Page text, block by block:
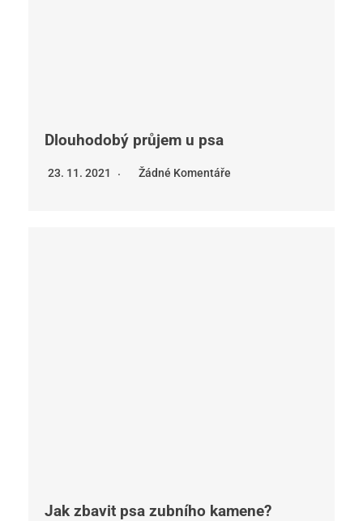
Dlouhodobý průjem u psa
23. 11. 2021 Žádné Komentáře
Jak zbavit psa zubního kamene?